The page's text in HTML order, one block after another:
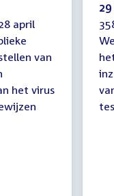
april
van
het virus